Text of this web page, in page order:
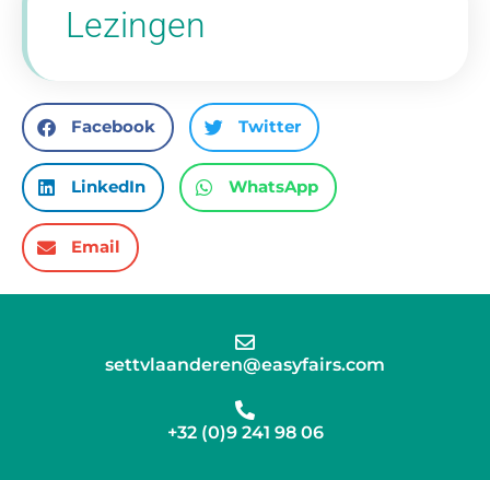
Lezingen
Facebook Twitter
LinkedIn WhatsApp
Email
settvlaanderen@easyfairs.com
+32 (0)9 241 98 06